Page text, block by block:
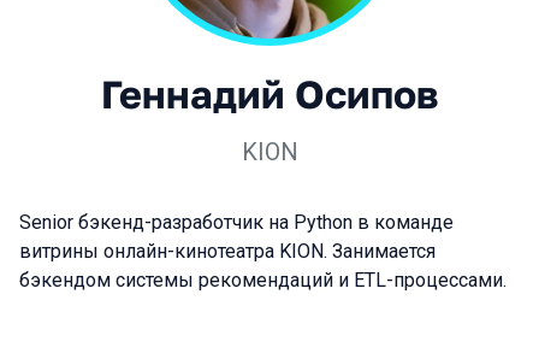
Геннадий Осипов
KION
Senior бэкенд-разработчик на Python в команде
витрины онлайн-кинотеатра KION. Занимается
бэкендом системы рекомендаций и ETL-процессами.